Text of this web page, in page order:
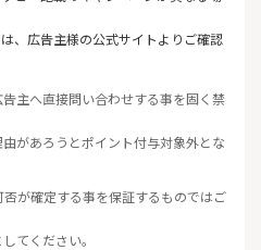
、広告主様の公式サイトよりご確認
主へ直接問い合わせする事を固く禁
があろうとポイント付与対象外とな
が確定する事を保証するものではご
てください。